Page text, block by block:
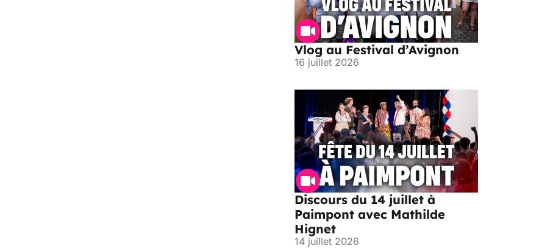
Vlog au Festival d’Avignon
16 juillet 2026
Discours du 14 juillet à
Paimpont avec Mathilde
Hignet
14 juillet 2026